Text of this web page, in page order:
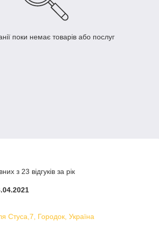
поки немає товарів або послуг
з 23 відгуків за рік
Стуса,7, Городок, Україна